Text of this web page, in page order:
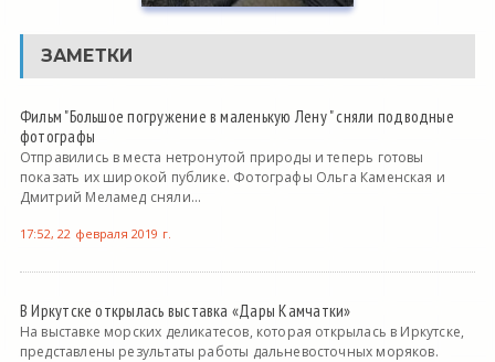
ЗАМЕТКИ
Фильм "Большое погружение в маленькую Лену " сняли подводные
фотографы
Отправились в места нетронутой природы и теперь готовы
показать их широкой публике. Фотографы Ольга Каменская и
Дмитрий Меламед сняли...
17:52, 22 февраля 2019 г.
В Иркутске открылась выставка «Дары Камчатки»
На выставке морских деликатесов, которая открылась в Иркутске,
представлены результаты работы дальневосточных моряков.